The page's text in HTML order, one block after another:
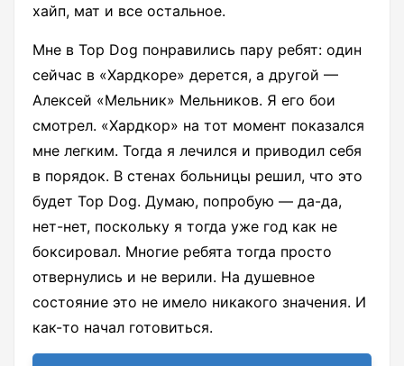
хайп, мат и все остальное.
Мне в Top Dog понравились пару ребят: один
сейчас в «Хардкоре» дерется, а другой —
Алексей «Мельник» Мельников. Я его бои
смотрел. «Хардкор» на тот момент показался
мне легким. Тогда я лечился и приводил себя
в порядок. В стенах больницы решил, что это
будет Top Dog. Думаю, попробую — да-да,
нет-нет, поскольку я тогда уже год как не
боксировал. Многие ребята тогда просто
отвернулись и не верили. На душевное
состояние это не имело никакого значения. И
как-то начал готовиться.